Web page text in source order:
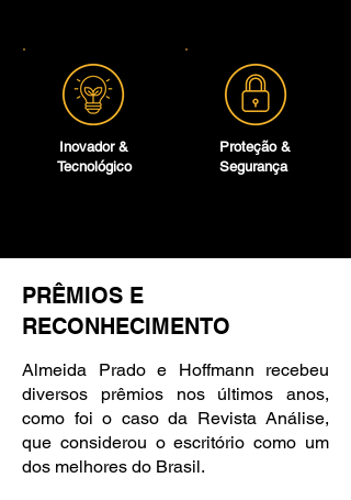
Inovador &
Tecnológico
Proteção &
Segurança
PRÊMIOS E
RECONHECIMENTO
Almeida Prado e Hoffmann recebeu
diversos prêmios nos últimos anos,
como foi o caso da Revista Análise,
que considerou o escritório como um
dos melhores do Brasil.